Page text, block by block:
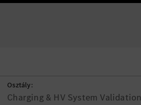
Osztály:
Charging & HV System Validation